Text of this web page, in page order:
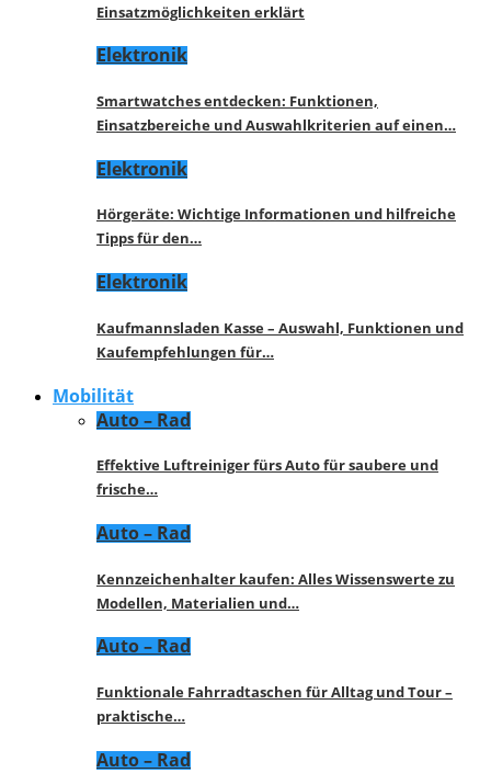
Einsatzmöglichkeiten erklärt
Elektronik
Smartwatches entdecken: Funktionen,
Einsatzbereiche und Auswahlkriterien auf einen…
Elektronik
Hörgeräte: Wichtige Informationen und hilfreiche
Tipps für den…
Elektronik
Kaufmannsladen Kasse – Auswahl, Funktionen und
Kaufempfehlungen für…
Mobilität
Auto – Rad
Effektive Luftreiniger fürs Auto für saubere und
frische…
Auto – Rad
Kennzeichenhalter kaufen: Alles Wissenswerte zu
Modellen, Materialien und…
Auto – Rad
Funktionale Fahrradtaschen für Alltag und Tour –
praktische…
Auto – Rad